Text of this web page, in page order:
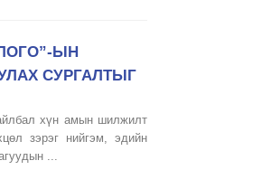
ЫН
СУРГАЛТЫГ
хүн амын шилжилт
зэрэг нийгэм, эдийн
...